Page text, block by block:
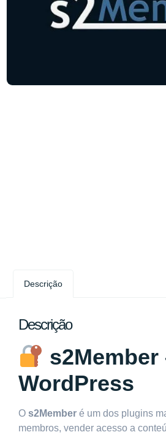
Descrição
Descrição
WordPress
O s2Member é um dos plugins
membros, vender acesso a